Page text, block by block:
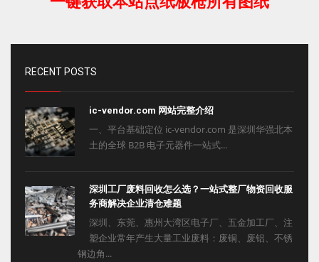
RECENT POSTS
ic-vendor.com 网站完整介绍
一、平台基础定位 ic-vendor.com 是深圳华强北本
土的全球 B2B 电子元器件一站式...
深圳工厂废料回收怎么选？一站式整厂物资回收服
务商解决企业清仓难题
深圳、东莞、惠州大湾区电子厂、五金加工厂、注
塑企业常年产生大量工业废料：废铜、废铝、不锈
钢边角...